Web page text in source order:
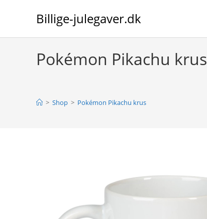
Billige-julegaver.dk
Pokémon Pikachu krus
> Shop > Pokémon Pikachu krus